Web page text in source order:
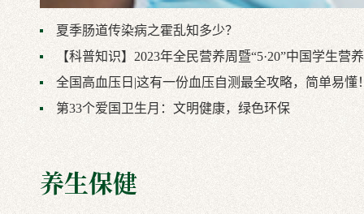
夏季肠道传染病之霍乱知多少？
【科普知识】2023年全民营养周暨“5·20”中国学生营
全国高血压日|这有一份血压自测最全攻略，简单易懂
第33个爱国卫生月：文明健康，绿色环保
养生保健